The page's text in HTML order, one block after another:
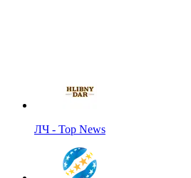
ЛЧ - Top News